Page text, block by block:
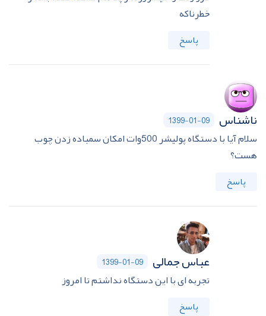
خطرناکه
پاسخ
ناشناس 1399-01-09
سلام آیا با دستگاه پولیشر 500وات امکان سمباده زدن چوب
هست؟
پاسخ
عباس جمالی 1399-01-09
تجربه ای با این دستگاه نداشتم تا امروز
پاسخ